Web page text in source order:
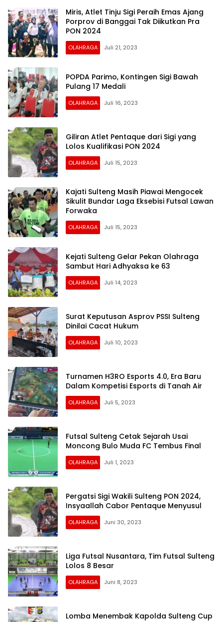
Miris, Atlet Tinju Sigi Peraih Emas Ajang
Porprov di Banggai Tak Diikutkan Pra
PON 2024
OLAHRAGA Juli 21, 2023
POPDA Parimo, Kontingen Sigi Bawah
Pulang 17 Medali
OLAHRAGA Juli 16, 2023
Giliran Atlet Pentaque dari Sigi yang
Lolos Kualifikasi PON 2024
OLAHRAGA Juli 15, 2023
Kajati Sulteng Masih Piawai Mengocek
Sikulit Bundar Laga Eksebisi Futsal Lawan
Forwaka
OLAHRAGA Juli 15, 2023
Kejati Sulteng Gelar Pekan Olahraga
Sambut Hari Adhyaksa ke 63
OLAHRAGA Juli 14, 2023
Surat Keputusan Asprov PSSI Sulteng
Dinilai Cacat Hukum
OLAHRAGA Juli 10, 2023
Turnamen H3RO Esports 4.0, Era Baru
Dalam Kompetisi Esports di Tanah Air
OLAHRAGA Juli 5, 2023
Futsal Sulteng Cetak Sejarah Usai
Moncong Bulo Muda FC Tembus Final
OLAHRAGA Juli 1, 2023
Pergatsi Sigi Wakili Sulteng PON 2024,
Insyaallah Cabor Pentaque Menyusul
OLAHRAGA Juni 30, 2023
Liga Futsal Nusantara, Tim Futsal Sulteng
Lolos 8 Besar
OLAHRAGA Juni 8, 2023
Lomba Menembak Kapolda Sulteng Cup